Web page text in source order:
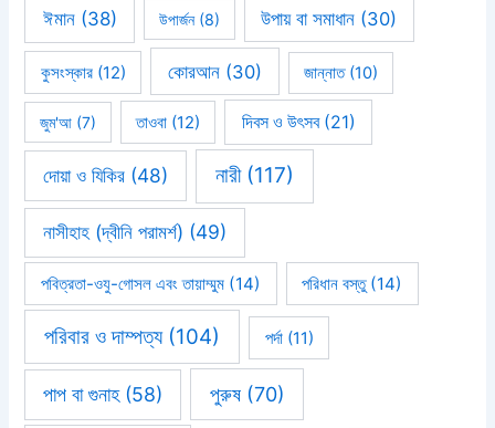
ঈমান(38) উপার্জন(8) উপায় বা সমাধান (30)
কুসংস্কার(12) কোরআন (30) জান্নাত(10)
জুম'আ (7) তাওবা (12) দিবস ও উৎসব(21)
দোয়া ও যিকির (48) নারী(117)
নাসীহাহ (দ্বীনি পরামর্শ) (49)
পবিত্রতা-ওযু-গোসল এবং তায়াম্মুম (14) পরিধান বস্তু(14)
পরিবার ও দাম্পত্য(104) পর্দা(11)
পাপ বা গুনাহ(58) পুরুষ(70)